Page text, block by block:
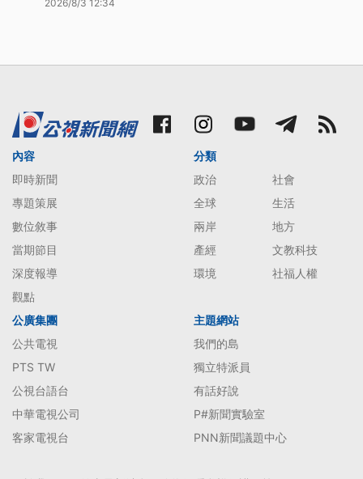
2026/8/3 12:34
內容
即時新聞
專題策展
數位敘事
當期節目
深度報導
觀點
分類
政治
社會
全球
生活
兩岸
地方
產經
文教科技
環境
社福人權
公廣集團
公共電視
PTS TW
公視台語台
中華電視公司
客家電視台
主題網站
我們的島
獨立特派員
有話好說
P#新聞實驗室
PNN新聞議題中心